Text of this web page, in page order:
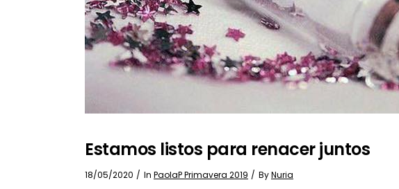
Estamos listos para renacer juntos
18/05/2020 In PaolaP Primavera 2019 ByNuria